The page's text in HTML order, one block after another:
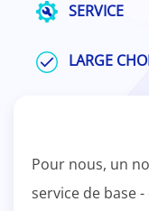
SERVICE
LARGE
Pour nous, un
service de base